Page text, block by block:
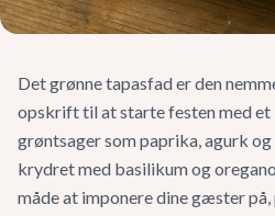
Det grønne tapasfad er den
opskrift til at starte festen med
grøntsager som paprika, agurk
krydret med basilikum og
måde at imponere dine gæster på,